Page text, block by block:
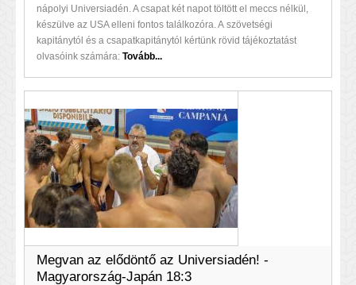
nápolyi Universiadén. A csapat két napot töltött el meccs nélkül,
készülve az USA elleni fontos találkozóra. A szövetségi
kapitánytól és a csapatkapitánytól kértünk rövid tájékoztatást
olvasóink számára: Tovább...
Megvan az elődöntő az Universiadén! -
Magyarország-Japán 18:3